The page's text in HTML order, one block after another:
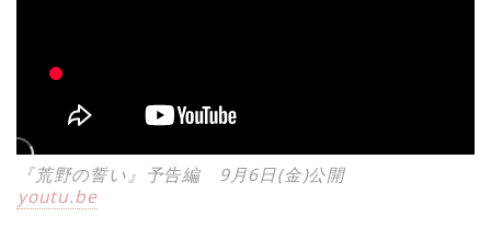
『荒野の誓い』予告編 9月6日(金)公開
youtu.be